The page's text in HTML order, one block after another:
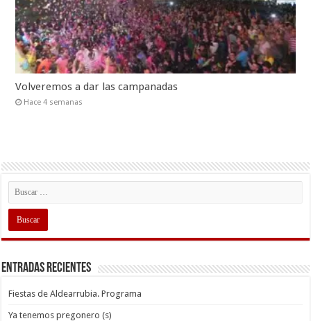
Volveremos a dar las campanadas
Hace 4 semanas
Entradas recientes
Fiestas de Aldearrubia. Programa
Ya tenemos pregonero (s)